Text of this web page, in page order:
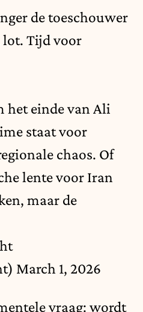
de toeschouwer
lot. Tijd voor
het einde van Ali
staat voor
chaos. Of
lente voor Iran
maar de
March 1, 2026
vraag: wordt